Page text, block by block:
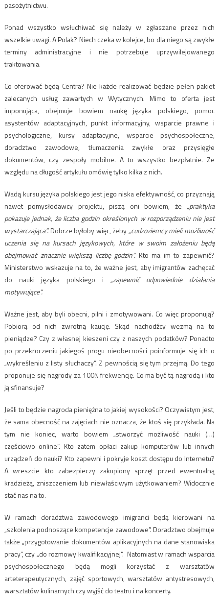
pasożytnictwu.
Ponad wszystko wsłuchiwać się należy w zgłaszane przez nich
wszelkie uwagi. A Polak? Niech czeka w kolejce, bo dla niego są zwykłe
terminy administracyjne i nie potrzebuje uprzywilejowanego
traktowania.
Co oferować będą Centra? Nie każde realizować będzie pełen pakiet
zalecanych usług zawartych w Wytycznych. Mimo to oferta jest
imponująca, obejmuje bowiem naukę języka polskiego, pomoc
asystentów adaptacyjnych, punkt informacyjny, wsparcie prawne i
psychologiczne, kursy adaptacyjne, wsparcie psychospołeczne,
doradztwo zawodowe, tłumaczenia zwykłe oraz przysięgłe
dokumentów, czy zespoły mobilne. A to wszystko bezpłatnie. Ze
względu na długość artykułu omówię tylko kilka z nich.
Wadą kursu języka polskiego jest jego niska efektywność, co przyznają
nawet pomysłodawcy projektu, piszą oni bowiem, że „praktyka
pokazuje jednak, że liczba godzin określonych w rozporządzeniu nie jest
wystarczająca”.Dobrze byłoby więc, żeby „cudzoziemcy mieli możliwość
uczenia się na kursach językowych, które w swoim założeniu będą
obejmować znacznie większą liczbę godzin”.Kto ma im to zapewnić?
Ministerstwo wskazuje na to, że ważne jest, aby imigrantów zachęcać
do nauki języka polskiego i „zapewnić odpowiednie działania
motywujące”.
Ważne jest, aby byli obecni, pilni i zmotywowani. Co więc proponują?
Pobiorą od nich zwrotną kaucję. Skąd nachodźcy wezmą na to
pieniądze? Czy z własnej kieszeni czy z naszych podatków? Ponadto
po przekroczeniu jakiegoś progu nieobecności poinformuje się ich o
„wykreśleniu z listy słuchaczy”. Z pewnością się tym przejmą. Do tego
proponuje się nagrody za 100% frekwencję. Co ma być tą nagrodą i kto
ją sfinansuje?
Jeśli to będzie nagroda pieniężna to jakiej wysokości? Oczywistym jest,
że sama obecność na zajęciach nie oznacza, że ktoś się przykłada. Na
tym nie koniec, warto bowiem „stworzyć możliwość nauki (…)
częściowo online”. Kto zatem opłaci zakup komputerów lub innych
urządzeń do nauki? Kto zapewni i pokryje koszt dostępu do Internetu?
A wreszcie kto zabezpieczy zakupiony sprzęt przed ewentualną
kradzieżą, zniszczeniem lub niewłaściwym użytkowaniem? Widocznie
stać nas na to.
W ramach doradztwa zawodowego imigranci będą kierowani na
„szkolenia podnoszące kompetencje zawodowe”. Doradztwo obejmuje
także „przygotowanie dokumentów aplikacyjnych na dane stanowiska
pracy”, czy „do rozmowy kwalifikacyjnej”. Natomiast w ramach wsparcia
psychospołecznego będą mogli korzystać z warsztatów
arteterapeutycznych, zajęć sportowych, warsztatów antystresowych,
warsztatów kulinarnych czy wyjść do teatru i na koncerty.